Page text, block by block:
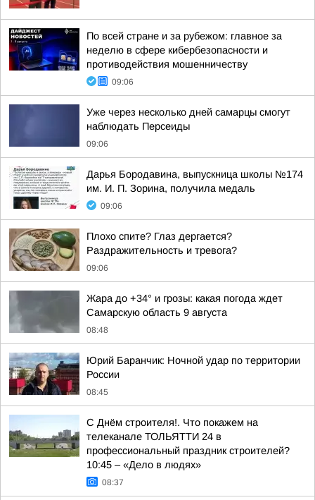
По всей стране и за рубежом: главное за
неделю в сфере кибербезопасности и
противодействия мошенничеству
09:06
Уже через несколько дней самарцы смогут
наблюдать Персеиды
09:06
Дарья Бородавина, выпускница школы №174
им. И. П. Зорина, получила медаль
09:06
Плохо спите? Глаз дергается?
Раздражительность и тревога?
09:06
Жара до +34° и грозы: какая погода ждет
Самарскую область 9 августа
08:48
Юрий Баранчик: Ночной удар по территории
России
08:45
С Днём строителя!. Что покажем на
телеканале ТОЛЬЯТТИ 24 в
профессиональный праздник строителей?
10:45 – «Дело в людях»
08:37